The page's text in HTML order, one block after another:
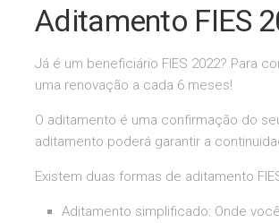
Aditamento FIES
Já é um beneficiário FIES 2022? Para
uma renovação a cada 6 meses!
O aditamento é uma confirmação do
aditamento poderá garantir a
Existem duas formas de aditamento
Aditamento simplificado: Onde